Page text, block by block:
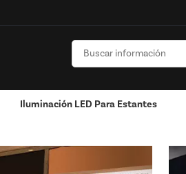
Iluminación LED Para Estantes